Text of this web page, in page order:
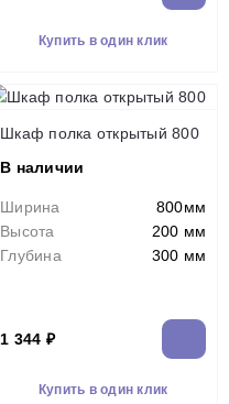
Купить в один клик
Шкаф полка открытый 800
В наличии
Ширина
800мм
Высота
200 мм
Глубина
300 мм
1 344 ₽
Купить в один клик